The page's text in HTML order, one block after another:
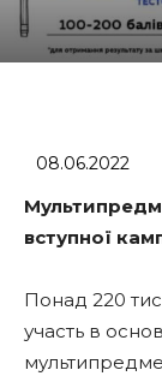
08.06.2022
вступної
Понад 220
участь в